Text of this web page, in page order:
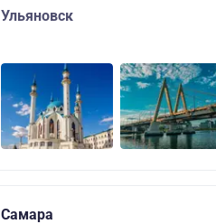
Ульяновск
Самара